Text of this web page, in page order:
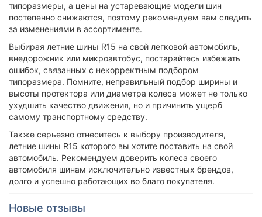
типоразмеры, а цены на устаревающие модели шин
постепенно снижаются, поэтому рекомендуем вам следить
за изменениями в ассортименте.
Выбирая летние шины R15 на свой легковой автомобиль,
внедорожник или микроавтобус, постарайтесь избежать
ошибок, связанных с некорректным подбором
типоразмера. Помните, неправильный подбор ширины и
высоты протектора или диаметра колеса может не только
ухудшить качество движения, но и причинить ущерб
самому транспортному средству.
Также серьезно отнеситесь к выбору производителя,
летние шины R15 которого вы хотите поставить на свой
автомобиль. Рекомендуем доверить колеса своего
автомобиля шинам исключительно известных брендов,
долго и успешно работающих во благо покупателя.
Новые отзывы